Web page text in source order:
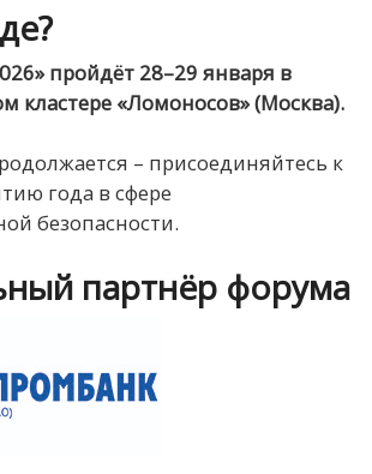
пройдёт 28–29 января в
кластере «Ломоносов» (Москва).
– присоединяйтесь к
года в сфере
безопасности.
партнёр форума